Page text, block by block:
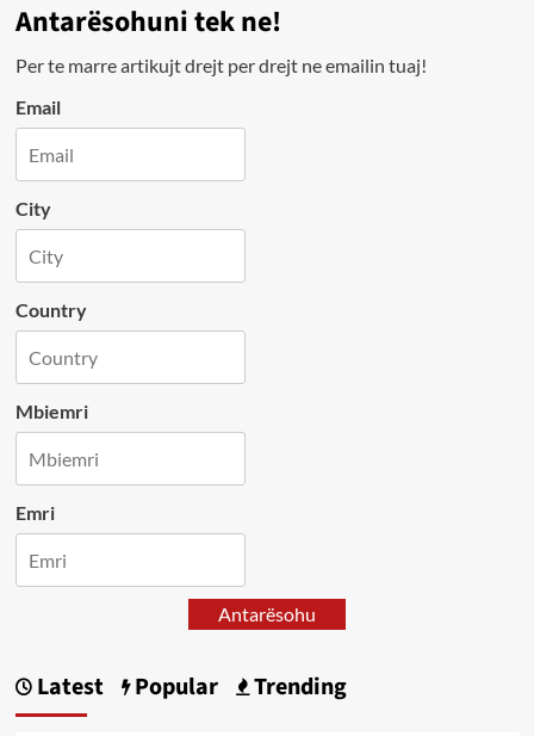
Antarësohuni tek ne!
Per te marre artikujt drejt per drejt ne emailin tuaj!
Email
City
Country
Mbiemri
Emri
Antarësohu
Latest Popular Trending